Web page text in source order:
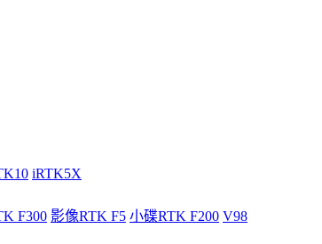
iRTK5X
F300 影像RTK F5 小碟RTK F200 V98